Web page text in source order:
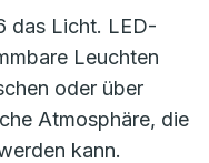
das Licht. LED-
Leuchten
oder über
Atmosphäre, die
kann.